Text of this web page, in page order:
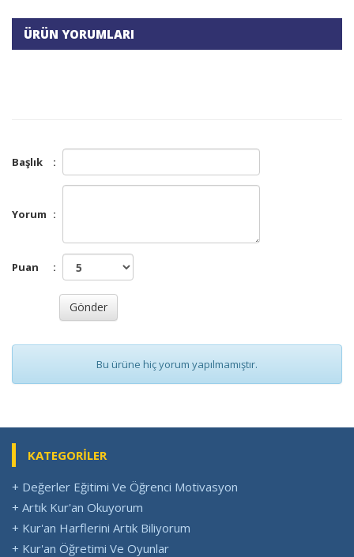
ÜRÜN YORUMLARI
Başlık :
Yorum :
Puan :
Bu ürüne hiç yorum yapılmamıştır.
KATEGORİLER
+ Değerler Eğitimi Ve Öğrenci Motivasyon
+ Artık Kur'an Okuyorum
+ Kur'an Harflerini Artık Biliyorum
+ Kur'an Öğretimi Ve Oyunlar